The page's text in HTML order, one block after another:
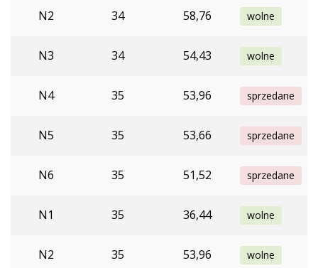
N2 34 58,76 wolne
N3 34 54,43 wolne
N4 35 53,96 sprzedane
N5 35 53,66 sprzedane
N6 35 51,52 sprzedane
N1 35 36,44 wolne
N2 35 53,96 wolne